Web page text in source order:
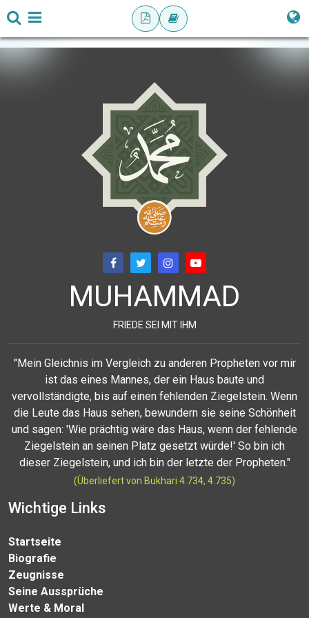
MUHAMMAD
FRIEDE SEI MIT IHM
"Mein Gleichnis im Vergleich zu anderen Propheten vor mir
ist das eines Mannes, der ein Haus baute und
vervollständigte, bis auf einen fehlenden Ziegelstein. Wenn
die Leute das Haus sehen, bewundern sie seine Schönheit
und sagen: 'Wie prächtig wäre das Haus, wenn der fehlende
Ziegelstein an seinen Platz gesetzt würde!' So bin ich
dieser Ziegelstein, und ich bin der letzte der Propheten."
(Überliefert von Bukhari 4.734, 4.735)
Wichtige Links
Startseite
Biografie
Zeugnisse
Seine Aussprüche
Werte & Moral